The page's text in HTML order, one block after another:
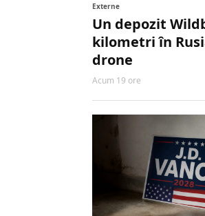
Externe
Un depozit
kilometri în
drone
Acum 19 ore